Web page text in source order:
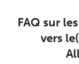
FAQ sur
vers